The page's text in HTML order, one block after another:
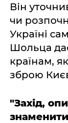
Він
чи
Україні
Шольца
країнам,
зброю
"Захід,